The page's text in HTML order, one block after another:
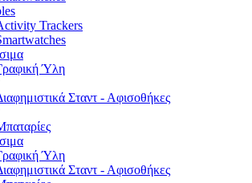
Trackers
Ύλη
Σταντ - Αφισοθήκες
Ύλη
Σταντ - Αφισοθήκες